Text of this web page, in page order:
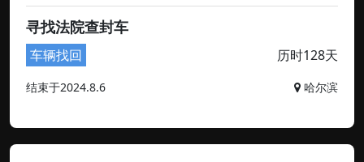
寻找法院查封车
车辆找回 历时128天
结束于2024.8.6 哈尔滨